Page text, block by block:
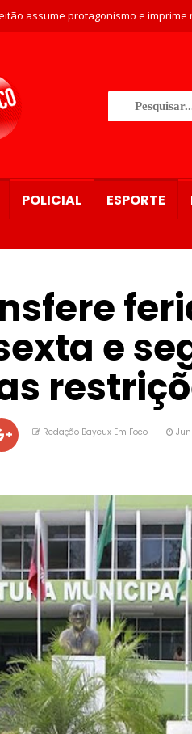
assume protagonismo e
POLICIAL ESPORTE
e
Redação Bayeux Em Foco